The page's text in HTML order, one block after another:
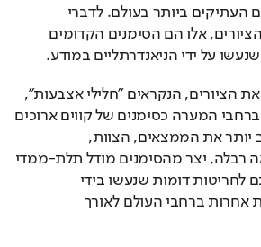
המערות הניאנדרתליים העתיקים ביותר בעולם. לדברי
המדענים שחקרו את הציורים, אלו הם הסימנים הקדומים
על ידי הניאנדרתליים במודע.
לפי המדענים שמצאו את הציורים, הנקראים "חלילי אצבעות",
הם זיהו אותם תחילה ברחבי המערה כסימנים של קווים ארוכים
ונקודות. כדי לנתח טוב יותר את הממצאים, הצוות,
מאוניברסיטת פרנסואה רבלה, יצר מהסימנים מודל תלת-ממדי
שמטרתו להשוות אותם לחריטות דומות שנעשו בידי
הניאנדרתליים במערות אחרות ברחבי העולם לאורך